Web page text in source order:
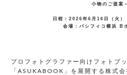
小物のご提案
日程：2026年6月16日（火）
会場：パシフィコ横浜 B
プロフォトグラファー向けフォトブ
「ASUKABOOK」を展開する株式